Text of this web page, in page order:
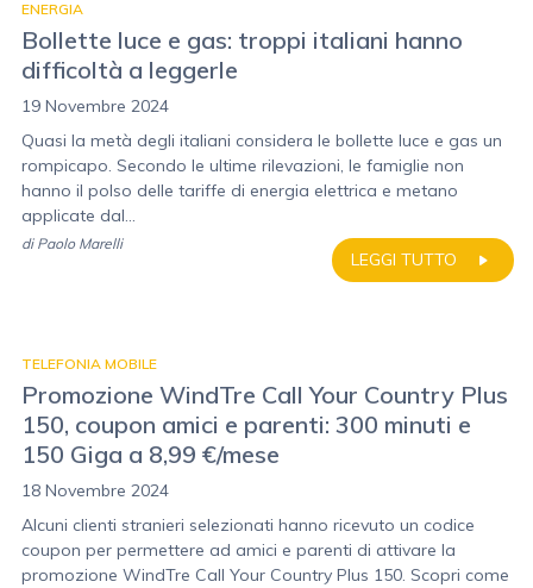
ENERGIA
Bollette luce e gas: troppi italiani hanno
difficoltà a leggerle
19 Novembre 2024
Quasi la metà degli italiani considera le bollette luce e gas un
rompicapo. Secondo le ultime rilevazioni, le famiglie non
hanno il polso delle tariffe di energia elettrica e metano
applicate dal...
LEGGI TUTTO
di Paolo Marelli
TELEFONIA MOBILE
Promozione WindTre Call Your Country Plus
150, coupon amici e parenti: 300 minuti e
150 Giga a 8,99 €/mese
18 Novembre 2024
Alcuni clienti stranieri selezionati hanno ricevuto un codice
coupon per permettere ad amici e parenti di attivare la
promozione WindTre Call Your Country Plus 150. Scopri come